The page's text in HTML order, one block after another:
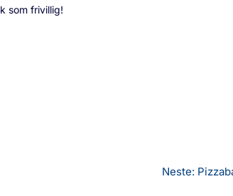
som frivillig!
Neste: